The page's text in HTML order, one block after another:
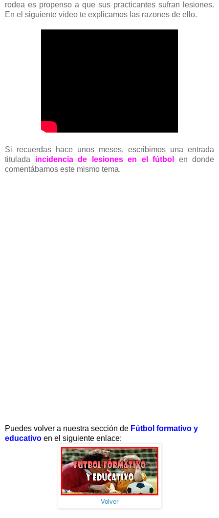
rodea es propenso a que sus practicantes sufran lesiones.
En el siguiente vídeo te explicamos las razones de ello.
Si recuerdas hace unos meses, escribimos una entrada
titulada incidencia de lesiones en el fútbol
en donde
comentábamos este mismo tema.
Puedes volver a nuestra sección de Fútbol formativo y
educativo en el siguiente enlace:
Volver